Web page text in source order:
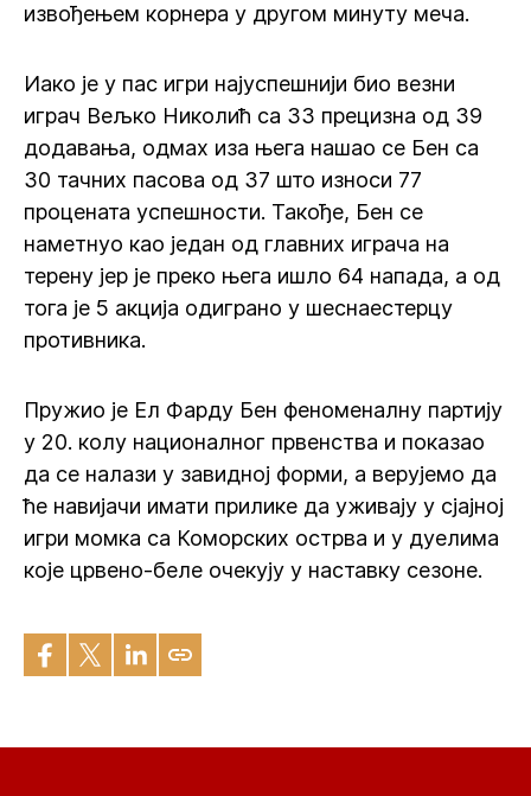
извођењем корнера у другом минуту меча.
Иако је у пас игри најуспешнији био везни
играч Вељко Николић са 33 прецизна од 39
додавања, одмах иза њега нашао се Бен са
30 тачних пасова од 37 што износи 77
процената успешности. Такође, Бен се
наметнуо као један од главних играча на
терену јер је преко њега ишло 64 напада, а од
тога је 5 акција одиграно у шеснаестерцу
противника.
Пружио је Ел Фарду Бен феноменалну партију
у 20. колу националног првенства и показао
да се налази у завидној форми, а верујемо да
ће навијачи имати прилике да уживају у сјајној
игри момка са Коморских острва и у дуелима
које црвено-беле очекују у наставку сезоне.